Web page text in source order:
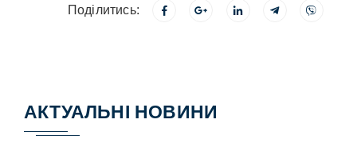
Поділитись:
АКТУАЛЬНІ НОВИНИ